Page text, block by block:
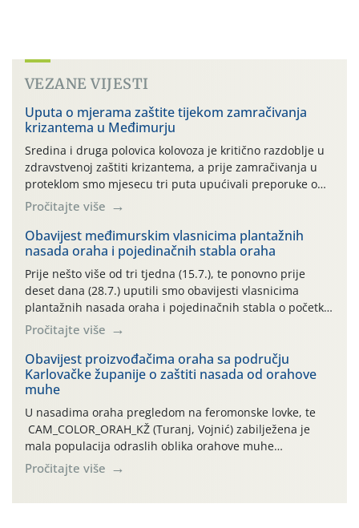
VEZANE VIJESTI
Uputa o mjerama zaštite tijekom zamračivanja
krizantema u Međimurju
Sredina i druga polovica kolovoza je kritično razdoblje u
zdravstvenoj zaštiti krizantema, a prije zamračivanja u
proteklom smo mjesecu tri puta upućivali preporuke o
preventivnim mjerama zaštite krizantema od najčešćih
uzročnika bolesti, štetnika i fito-fagnih grinja (23.7., 14.7.,
06.7.)! Na početku ovog mjeseca je zabilježeno je
povijesno i ekstremno vruće meteorološko razdoblje, uz
najviše temperature […]
Pročitajte više
Obavijest međimurskim vlasnicima plantažnih
nasada oraha i pojedinačnih stabla oraha
Prije nešto više od tri tjedna (15.7.), te ponovno prije
deset dana (28.7.) uputili smo obavijesti vlasnicima
plantažnih nasada oraha i pojedinačnih stabla o početku
leta i ovogodišnjoj potrebi usmjerenog suzbijanja
orahove muhe (Rhagoletis completa)! Već dvanaest dana
traje drugi ovogodišnji “toplinski udar”, koji naročito
izražen zadnja šest dana (31.7.-05.8.), jer najviše
temperature zraka svakodnevno […]
Pročitajte više
Obavijest proizvođačima oraha sa području
Karlovačke županije o zaštiti nasada od orahove
muhe
U nasadima oraha pregledom na feromonske lovke, te
CAM_COLOR_ORAH_KŽ (Turanj, Vojnić) zabilježena je
mala populacija odraslih oblika orahove muhe
(Rhagoletis completa). Niska brojnost može se objasniti
činjenicom da je riječ o mladim nasadima s vrlo malim
Pročitajte više